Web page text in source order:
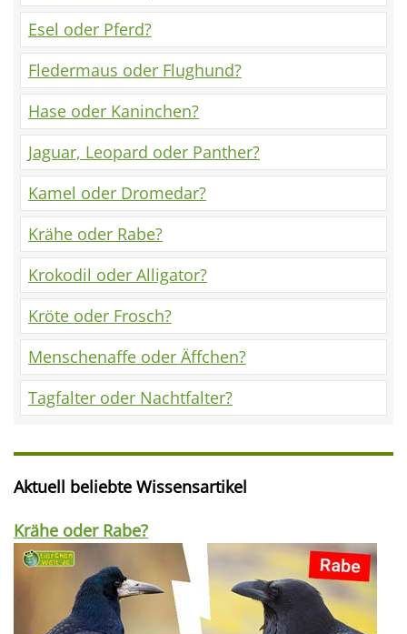
Esel oder Pferd?
Fledermaus oder Flughund?
Hase oder Kaninchen?
Jaguar, Leopard oder Panther?
Kamel oder Dromedar?
Krähe oder Rabe?
Krokodil oder Alligator?
Kröte oder Frosch?
Menschenaffe oder Äffchen?
Tagfalter oder Nachtfalter?
Aktuell beliebte Wissensartikel
Krähe oder Rabe?